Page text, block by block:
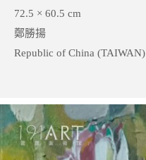
72.5 × 60.5 cm
鄭勝揚
Republic of China (TAIWAN)